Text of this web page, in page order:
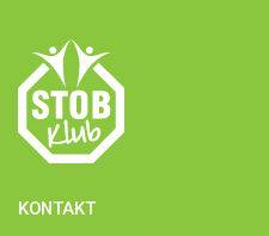
KONTAKT